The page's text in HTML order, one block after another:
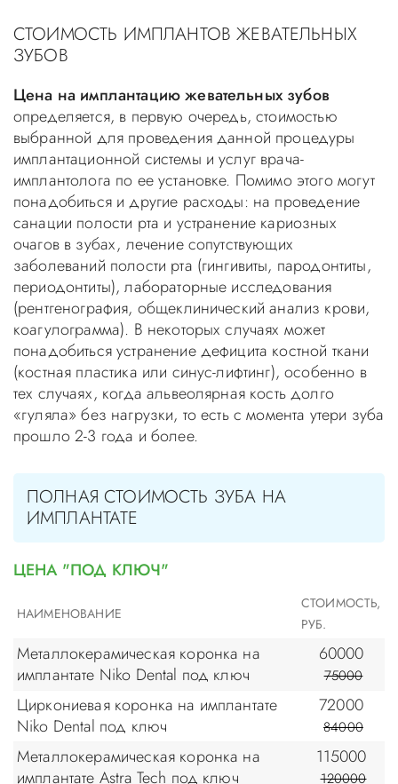
СТОИМОСТЬ ИМПЛАНТОВ ЖЕВАТЕЛЬНЫХ
ЗУБОВ
Цена на имплантацию жевательных зубов
определяется, в первую очередь, стоимостью
выбранной для проведения данной процедуры
имплантационной системы и услуг врача-
имплантолога по ее установке. Помимо этого могут
понадобиться и другие расходы: на проведение
санации полости рта и устранение кариозных
очагов в зубах, лечение сопутствующих
заболеваний полости рта (гингивиты, пародонтиты,
периодонтиты), лабораторные исследования
(рентгенография, общеклинический анализ крови,
коагулограмма). В некоторых случаях может
понадобиться устранение дефицита костной ткани
(костная пластика или синус-лифтинг), особенно в
тех случаях, когда альвеолярная кость долго
«гуляла» без нагрузки, то есть с момента утери зуба
прошло 2-3 года и более.
ПОЛНАЯ СТОИМОСТЬ ЗУБА НА
ИМПЛАНТАТЕ
ЦЕНА "ПОД КЛЮЧ"
НАИМЕНОВАНИЕ
СТОИМОСТЬ,
РУБ.
Металлокерамическая коронка на
имплантате Niko Dental под ключ
60000
75000
Циркониевая коронка на имплантате
Niko Dental под ключ
72000
84000
Металлокерамическая коронка на
имплантате Astra Tech под ключ
115000
120000